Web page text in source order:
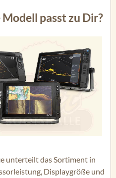
passt zu Dir?
unterteilt das Sortiment in
Displaygröße und